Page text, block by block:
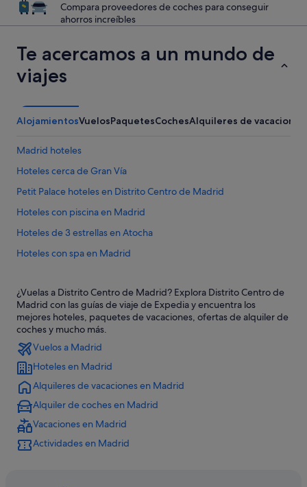
Compara proveedores de coches para conseguir
ahorros increíbles
Te acercamos a un mundo de
viajes
AlojamientosVuelosPaquetesCochesAlquileres de vacaciones
Madrid hoteles
Hoteles cerca de Gran Vía
Petit Palace hoteles en Distrito Centro de Madrid
Hoteles con piscina en Madrid
Hoteles de 3 estrellas en Atocha
Hoteles con spa en Madrid
Pensiones en Estación de metro Atocha-Renfe
Hoteles LGTBQIA en Madrid
Hoteles con conserje en Madrid
Distrito Centro de Madrid hoteles
Santos hoteles en Madrid
Hoteles baratos en Chueca
Casas privadas de vacaciones en Madrid
Hoteles de 5 estrellas en Madrid
¿Vuelas a Distrito Centro de Madrid? Explora Distrito Centro de
Madrid con las guías de viaje de Expedia y encuentra los
mejores hoteles, paquetes de vacaciones, ofertas de alquiler de
coches y mucho más.
Vuelos a Madrid
Hoteles en Madrid
Alquileres de vacaciones en Madrid
Alquiler de coches en Madrid
Vacaciones en Madrid
Actividades en Madrid